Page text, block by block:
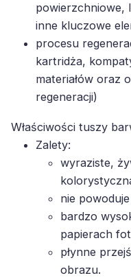
powierzchniowe,
inne kluczowe
procesu
kartridża,
materiałów oraz
regeneracji)
Właściwości tuszy
Zalety:
wyraziste,
nie
bardzo
papierach
płynne
obrazu.